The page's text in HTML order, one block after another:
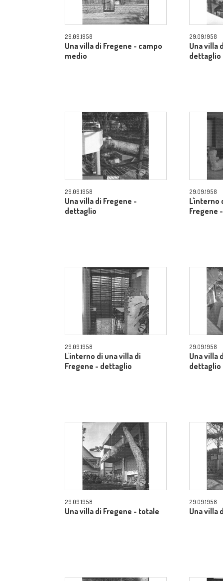
29.09.1958
Una villa di Fregene - campo
medio
29.09.1958
Una villa
dettaglio
29.09.1958
Una villa di Fregene -
dettaglio
29.09.1958
L'interno
Fregene
29.09.1958
L'interno di una villa di
Fregene - dettaglio
29.09.1958
Una villa
dettaglio
29.09.1958
Una villa di Fregene - totale
29.09.1958
Una villa